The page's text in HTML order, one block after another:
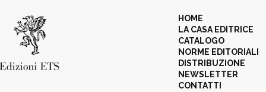
HOME
LA CASA EDITRICE
CATALOGO
NORME EDITORIALI
DISTRIBUZIONE
NEWSLETTER
CONTATTI